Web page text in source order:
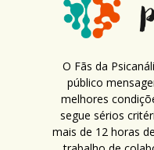
O Fãs da
público
melhores
segue sérios
mais de 12 horas